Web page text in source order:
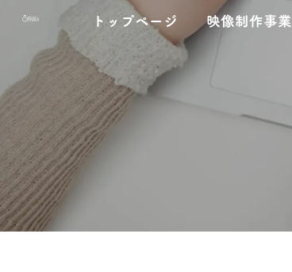
へ
ス
ッ
プ
ョ
ン
移
動
トップページ 映像制作事業